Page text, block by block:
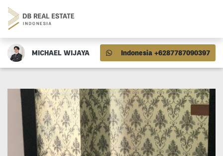
MICHAEL WIJAYA Indonesia +6287787090397